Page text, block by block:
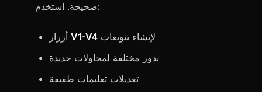
صحيحة. استخدم:
V1-V4 لإنشاء تنويعات
بذور مختلفة لمحاولات جديدة
تعديلات تعليمات طفيفة